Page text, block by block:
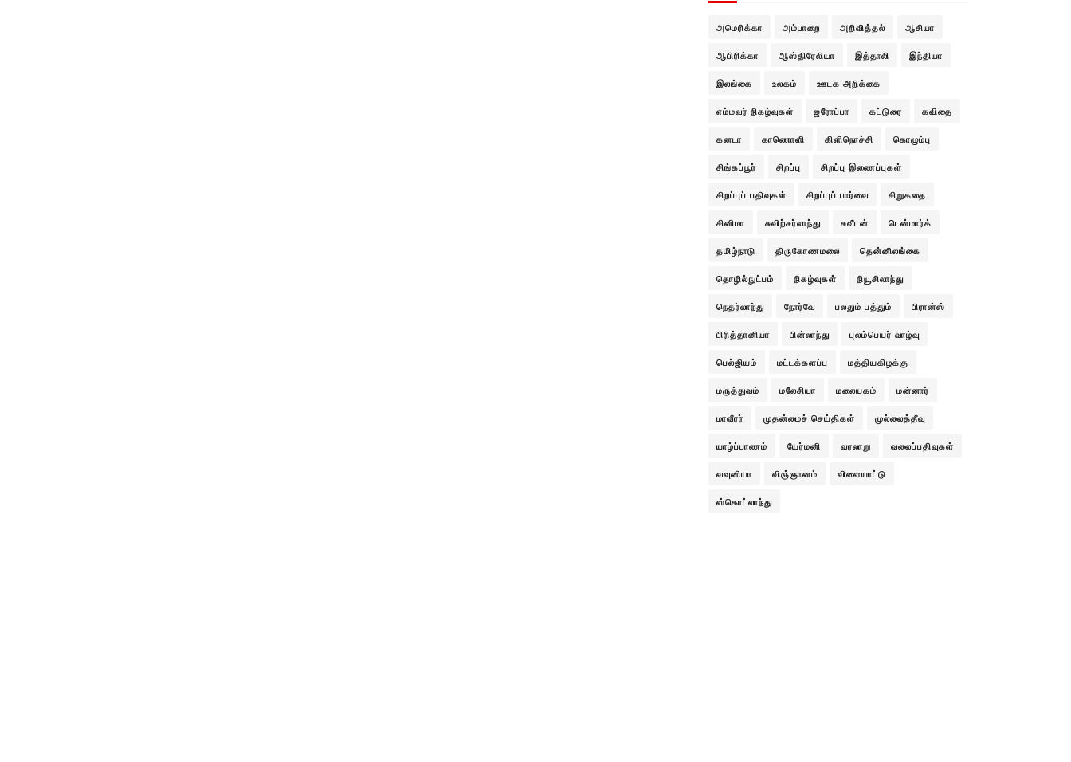
அமெரிக்கா அம்பாறை அறிவித்தல் ஆசியா
ஆபிரிக்கா ஆஸ்திரேலியா இத்தாலி இந்தியா
இலங்கை உலகம் ஊடக அறிக்கை
எம்மவர் நிகழ்வுகள் ஐரோப்பா கட்டுரை கவிதை
கனடா காணொளி கிளிநொச்சி கொழும்பு
சிங்கப்பூர் சிறப்பு சிறப்பு இணைப்புகள்
சிறப்புப் பதிவுகள் சிறப்புப் பார்வை சிறுகதை
சினிமா சுவிற்சர்லாந்து சுவீடன் டென்மார்க்
தமிழ்நாடு திருகோணமலை தென்னிலங்கை
தொழில்நுட்பம் நிகழ்வுகள் நியூசிலாந்து
நெதர்லாந்து நோர்வே பலதும் பத்தும் பிரான்ஸ்
பிரித்தானியா பின்லாந்து புலம்பெயர் வாழ்வு
பெல்ஜியம் மட்டக்களப்பு மத்தியகிழக்கு
மருத்துவம் மலேசியா மலையகம் மன்னார்
மாவீரர் முதன்மைச் செய்திகள் முல்லைத்தீவு
யாழ்ப்பாணம் யேர்மனி வரலாறு வலைப்பதிவுகள்
வவுனியா விஞ்ஞானம் விளையாட்டு
ஸ்கொட்லாந்து